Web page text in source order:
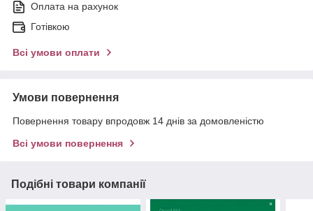
Оплата на рахунок
Готівкою
Всі умови оплати
Умови повернення
Повернення товару впродовж 14 днів за домовленістю
Всі умови повернення
Подібні товари компанії